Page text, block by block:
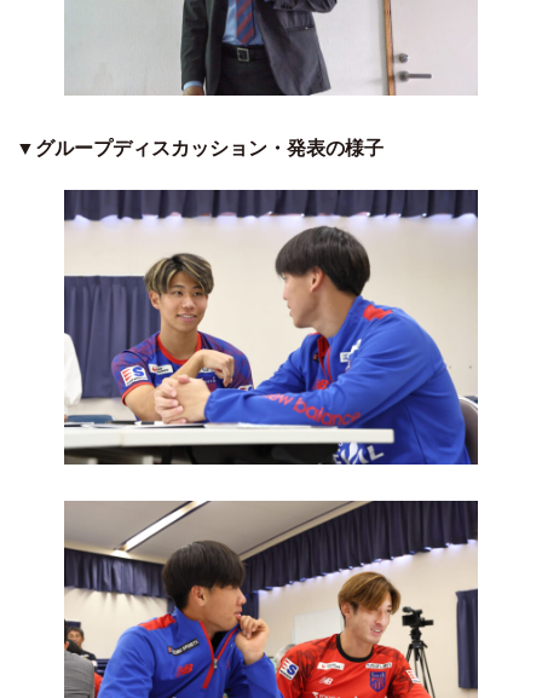
▼グループディスカッション・発表の様子